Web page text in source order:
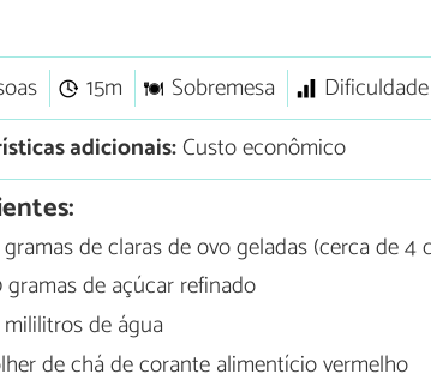
15m Sobremesa
adicionais:Custo econômico
de claras de ovo geladas (cerca de 4
de açúcar refinado
de água
de chá de corante alimentício vermelho